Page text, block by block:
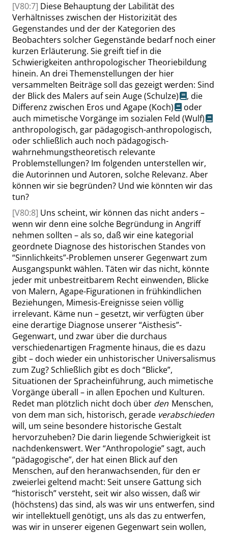
[V80:7] Diese Behauptung der Labilität des
Verhältnisses zwischen der Historizität des
Gegenstandes und der der Kategorien des
Beobachters solcher Gegenstände bedarf noch einer
kurzen Erläuterung. Sie greift tief in die
Schwierigkeiten anthropologischer Theoriebildung
hinein. An drei Themenstellungen der hier
versammelten Beiträge soll das gezeigt werden: Sind
der Blick des Malers auf sein Auge(Schulze)
, die
Differenz zwischen Eros und Agape(Koch)
oder
auch mimetische Vorgänge im sozialen Feld (Wulf)
anthropologisch, gar pädagogisch-anthropologisch,
oder schließlich auch noch pädagogisch-
wahrnehmungstheoretisch relevante
Problemstellungen? Im folgenden unterstellen wir,
die Autorinnen und Autoren, solche Relevanz. Aber
können wir sie begründen? Und wie könnten wir das
tun?
[V80:8] Uns scheint, wir können das nicht anders –
wenn wir denn eine solche Begründung in Angriff
nehmen sollten – als so, daß wir eine kategorial
geordnete Diagnose des historischen Standes von
“Sinnlichkeits”-Problemen unserer Gegenwart zum
Ausgangspunkt wählen. Täten wir das nicht, könnte
jeder mit unbestreitbarem Recht einwenden, Blicke
von Malern, Agape-Figurationen in frühkindlichen
Beziehungen, Mimesis-Ereignisse seien völlig
irrelevant. Käme nun – gesetzt, wir verfügten über
eine derartige Diagnose unserer“Aisthesis”-
Gegenwart, und zwar über die durchaus
verschiedenartigen Fragmente hinaus, die es dazu
gibt – doch wieder ein unhistorischer Universalismus
zum Zug? Schließlich gibt es doch “Blicke”,
Situationen der Spracheinführung, auch mimetische
Vorgänge überall – in allen Epochen und Kulturen.
Redet man plötzlich nicht doch über den Menschen,
von dem man sich, historisch, gerade verabschieden
will, um seine besondere historische Gestalt
hervorzuheben? Die darin liegende Schwierigkeit ist
nachdenkenswert. Wer“Anthropologie”sagt, auch
“pädagogische”, der hat einen Blick auf den
Menschen, auf den heranwachsenden, für den er
zweierlei geltend macht: Seit unsere Gattung sich
“historisch”versteht, seit wir also wissen, daß wir
(höchstens) das sind, als was wir uns entwerfen, sind
wir intellektuell genötigt, uns als das zu entwerfen,
was wir in unserer eigenen Gegenwart sein wollen,